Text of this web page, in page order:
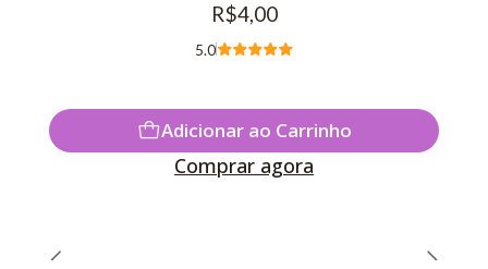
R$4,00
5.0
Adicionar ao Carrinho
Comprar agora